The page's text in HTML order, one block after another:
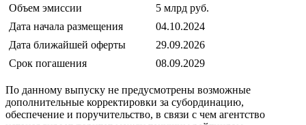
Объем эмиссии
5 млрд руб.
Дата начала размещения
04.10.2024
Дата ближайшей оферты
29.09.2026
Срок погашения
08.09.2029
По данному выпуску не предусмотрены возможные
дополнительные корректировки за субординацию,
обеспечение и поручительство, в связи с чем агентство